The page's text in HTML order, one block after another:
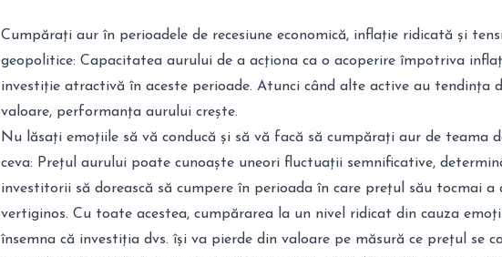
Cumpărați aur în perioadele de recesiune economică, inflație ridicată și
geopolitice: Capacitatea aurului de a acționa ca o acoperire împotriva
investiție atractivă în aceste perioade. Atunci când alte active au tendința
valoare, performanța aurului crește.
Nu lăsați emoțiile să vă conducă și să vă facă să cumpărați aur de teama
ceva: Prețul aurului poate cunoaște uneori fluctuații semnificative,
investitorii să dorească să cumpere în perioada în care prețul său tocmai a
vertiginos. Cu toate acestea, cumpărarea la un nivel ridicat din cauza
însemna că investiția dvs. își va pierde din valoare pe măsură ce prețul se